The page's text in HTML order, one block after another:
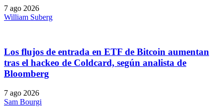
7 ago 2026
William Suberg
Los flujos de entrada en ETF de Bitcoin aumentan
tras el hackeo de Coldcard, según analista de
Bloomberg
7 ago 2026
Sam Bourgi